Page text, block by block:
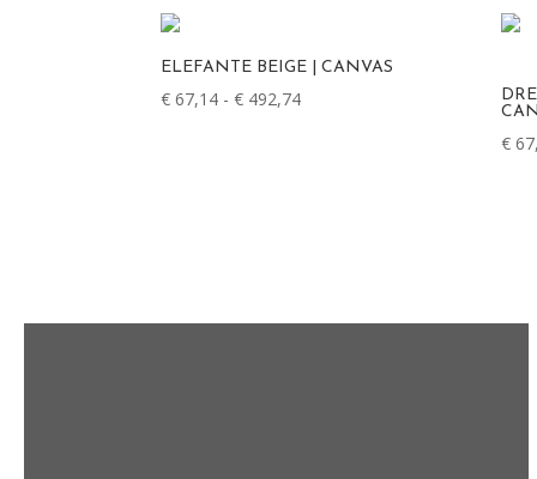
ELEFANTE BEIGE | CANVAS
€ 67,14 - € 492,74Prijsklasse:
€